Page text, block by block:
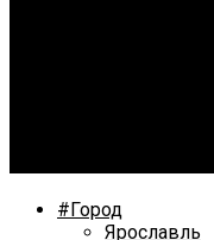
#Город
Ярославль